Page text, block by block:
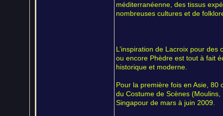
méditerranéenne, des tissus
nombreuses cultures et de
L’inspiration de Lacroix pour
ou encore Phèdre est tout à fait
historique et moderne.
Pour la première fois en Asie, 80
du Costume de Scènes
Singapour de mars à juin 2009.